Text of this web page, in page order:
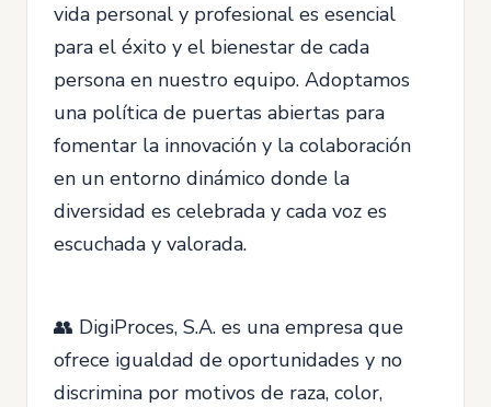
vida personal y profesional es esencial
para el éxito y el bienestar de cada
persona en nuestro equipo. Adoptamos
una política de puertas abiertas para
fomentar la innovación y la colaboración
en un entorno dinámico donde la
diversidad es celebrada y cada voz es
escuchada y valorada.
👥 DigiProces, S.A. es una empresa que
ofrece igualdad de oportunidades y no
discrimina por motivos de raza, color,